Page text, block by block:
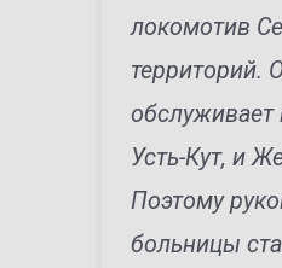
локомотив
территорий.
обслуживает
Усть-Кут, и
Поэтому
больницы